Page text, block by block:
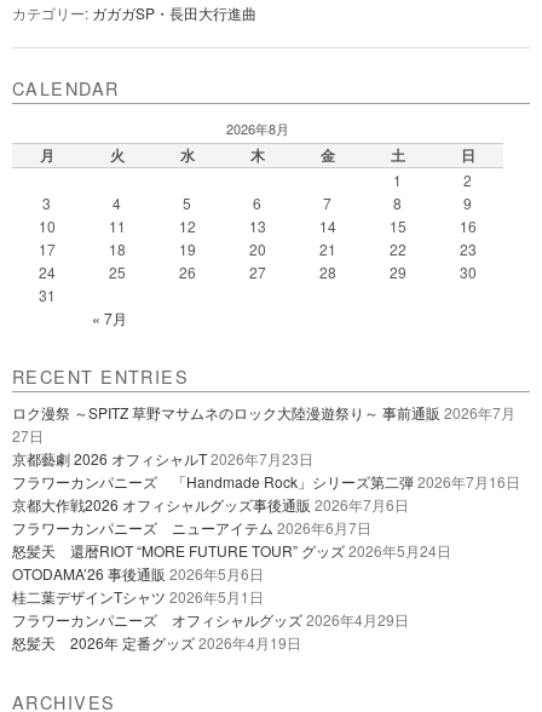
カテゴリー: ガガガSP・長田大行進曲
CALENDAR
2026年8月
月 火 水 木 金 土 日
1
2
3
4 5 6 7 8
9
10
11 12 13 14 15
16
17
18 19 20 21 22
23
24
25 26 27 28 29
30
31
« 7月
RECENT ENTRIES
ロク漫祭 ～SPITZ 草野マサムネのロック大陸漫遊祭り～ 事前通販 2026年7月
27日
京都藝劇 2026 オフィシャルT2026年7月23日
フラワーカンパニーズ 「Handmade Rock」シリーズ第二弾2026年7月16日
京都大作戦2026 オフィシャルグッズ事後通販 2026年7月6日
フラワーカンパニーズ ニューアイテム 2026年6月7日
怒髪天 還暦RIOT “MORE FUTURE TOUR” グッズ2026年5月24日
OTODAMA’26 事後通販 2026年5月6日
桂二葉デザインTシャツ 2026年5月1日
フラワーカンパニーズ オフィシャルグッズ2026年4月29日
怒髪天 2026年 定番グッズ2026年4月19日
ARCHIVES